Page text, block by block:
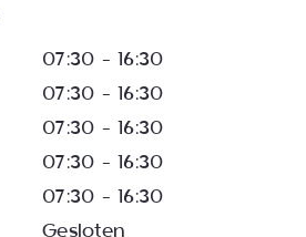
07:30 – 16:30
07:30 – 16:30
07:30 – 16:30
07:30 – 16:30
07:30 – 16:30
Gesloten